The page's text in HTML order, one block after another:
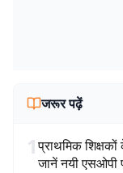
जरूर पढ़ें
1प्राथमिक
जानें नयी एसओपी